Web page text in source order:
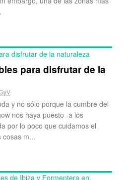
para disfrutar de la
y no sólo porque la cumbre del
nos haya puesto -a los
por lo poco que cuidamos el
cosas m...